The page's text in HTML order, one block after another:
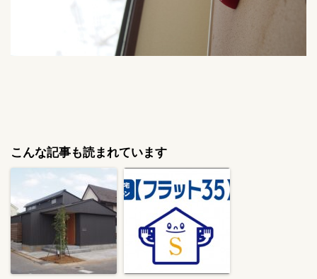
こんな記事も読まれています